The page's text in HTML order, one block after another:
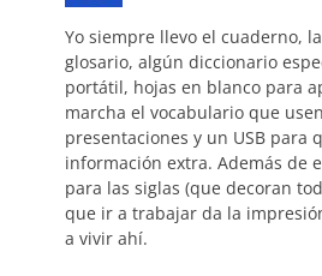
Yo siempre llevo el cuaderno,
glosario, algún diccionario
portátil, hojas en blanco para
marcha el vocabulario que
presentaciones y un USB para
información extra. Además de
para las siglas (que decoran
que ir a trabajar da la
a vivir ahí.